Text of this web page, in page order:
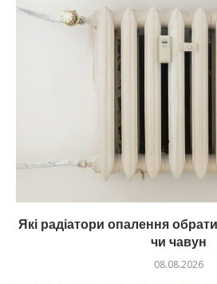
Які радіатори опалення
чи чавун
08.08.2026